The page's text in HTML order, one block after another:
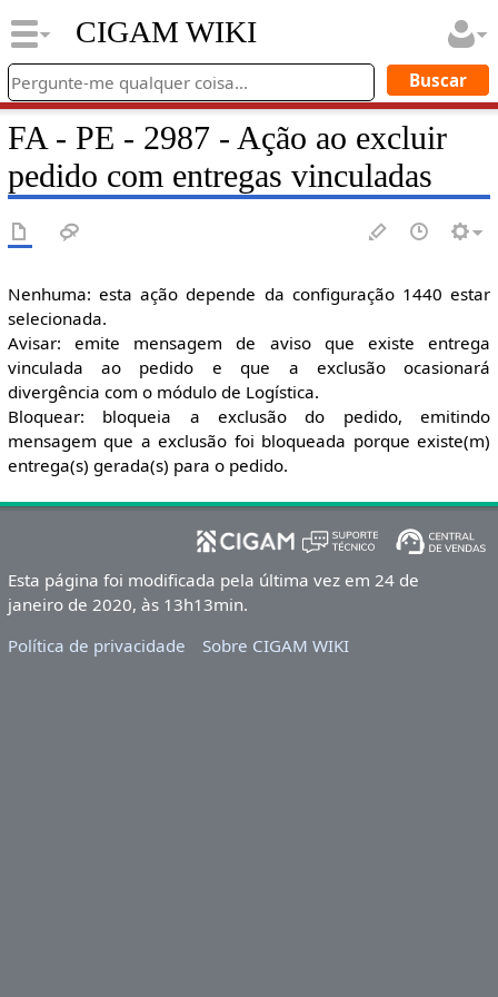
CIGAM WIKI
FA - PE - 2987 - Ação ao excluir
pedido com entregas vinculadas
Nenhuma: esta ação depende da configuração 1440 estar
selecionada.
Avisar: emite mensagem de aviso que existe entrega
vinculada ao pedido e que a exclusão ocasionará
divergência com o módulo de Logística.
Bloquear: bloqueia a exclusão do pedido, emitindo
mensagem que a exclusão foi bloqueada porque existe(m)
entrega(s) gerada(s) para o pedido.
Esta página foi modificada pela última vez em 24 de
janeiro de 2020, às 13h13min.
Política de privacidade
Sobre CIGAM WIKI